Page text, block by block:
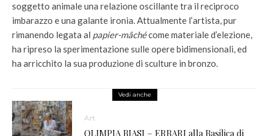
soggetto animale una relazione oscillante tra il reciproco
imbarazzo e una galante ironia. Attualmente l’artista, pur
rimanendo legata al papier-mâchécome materiale d’elezione,
ha ripreso la sperimentazione sulle opere bidimensionali, ed
ha arricchito la sua produzione di sculture in bronzo.
Vedi anche
Art
OLIMPIA BIASI – ERBARI alla Basilica di